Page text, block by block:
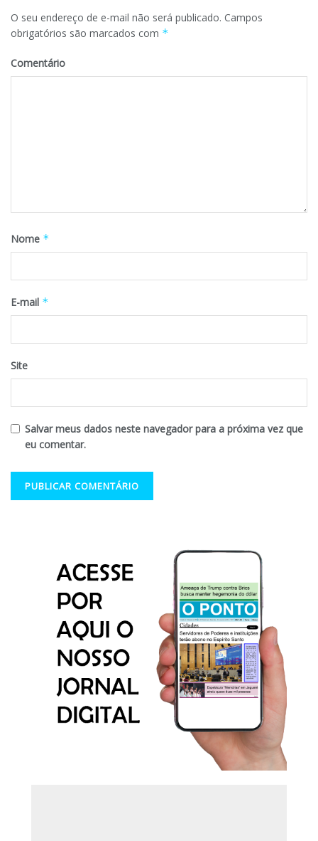
O seu endereço de e-mail não será publicado. Campos
obrigatórios são marcados com *
Comentário
Nome *
E-mail *
Site
Salvar meus dados neste navegador para a próxima vez que
eu comentar.